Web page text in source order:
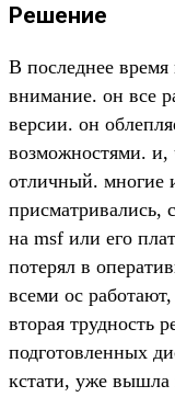
Решение
В последнее время
внимание. он все
версии. он
возможностями. и,
отличный. многие
присматривались,
на msf или его
потерял в
всеми ос
вторая трудность
подготовленных
кстати, уже вышла